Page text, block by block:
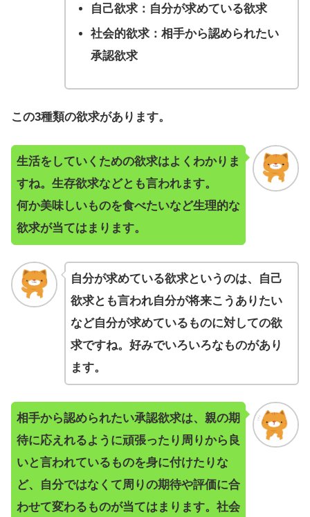
自己欲求：自分が求めている欲求
社会的欲求：相手から認められたい
承認欲求
この3種類の欲求があります。
生活をしていくための欲求はよくわかりま
すね。生存欲求などとも言われます。
何か美味しいものを食べたいなど生理的な
欲求が当てはまります。
自分が求めている欲求というのは、自己
欲求とも言われ自分が将来こうありたい
など自分が求めているものに対しての欲
求ですね。好みでいろいろなものがあり
ます。
相手から認められたい承認欲求は、親の期
待に応えれるように頑張ったり周りから良
いと言われているものを身に付けたりな
ど、自分ではなくて周りの期待や評価に合
わせて変わるものが当てはまります。社会